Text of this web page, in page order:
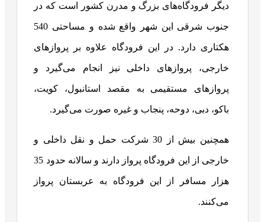
دیگر فرودگاه‌های بزرگ و مدرن کشور است که در
جنوب شرقی این شهر واقع شده و مساحتی 540
هکتاری دارد. در این فرودگاه علاوه بر پروازهای
خارجی، پروازهای داخلی نیز انجام می‌گیرد و
پروازهای مستقیمی به مقصد استانبول، کویت،
باکو، دبی، دوحه، پنجاب و غیره صورت می‌گیرد.
همچنین بیش از 30 شرکت حمل و نقل داخلی و
خارجی از این فرودگاه پرواز دارند و سالانه حدود 35
هزار مسافر از این فرودگاه به عربستان پرواز
می‌کنند.